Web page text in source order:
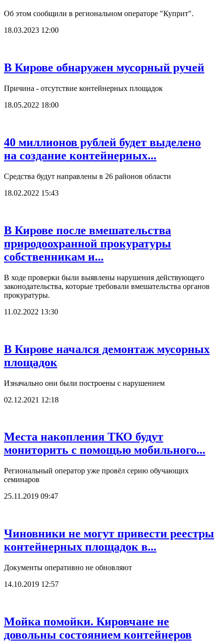
Об этом сообщили в региональном операторе "Куприт".
18.03.2023 12:00
В Кирове обнаружен мусорный ручей
Причина - отсутствие контейнерных площадок
18.05.2022 18:00
40 миллионов рублей будет выделено
на создание контейнерных...
Средства будут направлены в 26 районов области
18.02.2022 15:43
В Кирове после вмешательства
природоохранной прокуратуры
собственникам и...
В ходе проверки были выявлены нарушения действующего
законодательства, которые требовали вмешательства органов
прокуратуры.
11.02.2022 13:30
В Кирове начался демонтаж мусорных
площадок
Изначально они были построены с нарушением
02.12.2021 12:18
Места накопления ТКО будут
мониторить с помощью мобильного...
Региональный оператор уже провёл серию обучающих
семинаров
25.11.2019 09:47
Чиновники не могут привести реестры
контейнерных площадок в...
Документы оперативно не обновляют
14.10.2019 12:57
Мойка помойки. Кировчане не
довольны состоянием контейнеров